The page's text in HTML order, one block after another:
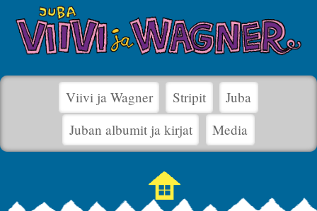
Viivi ja Wagner Stripit
Juba
Juban albumit ja kirjat
Media